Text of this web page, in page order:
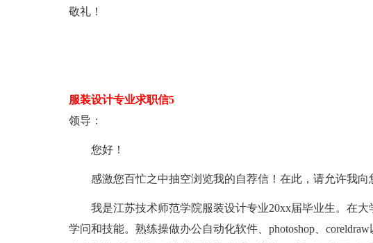
敬礼！
服装设计专业求职信5
领导：
您好！
感激您百忙之中抽空浏览我的自荐信！在此，请允许我向
我是江苏技术师范学院服装设计专业20xx届毕业生。在大
学问和技能。熟练操做办公自动化软件、photoshop、